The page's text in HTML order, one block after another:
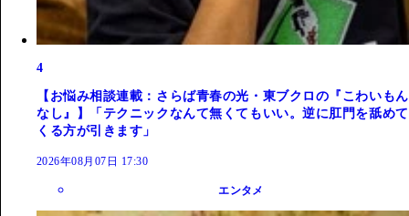
4
【お悩み相談連載：さらば青春の光・東ブクロの『こわいもん
なし』】「テクニックなんて無くてもいい。逆に肛門を舐めて
くる方が引きます」
2026年08月07日 17:30
エンタメ